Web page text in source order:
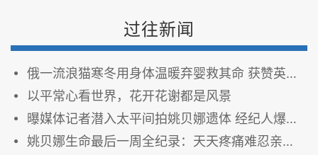
过往新闻
俄一流浪猫寒冬用身体温暖弃婴救其命 获赞英雄(图)
以平常心看世界，花开花谢都是风景
曝媒体记者潜入太平间拍姚贝娜遗体 经纪人爆粗怒斥
姚贝娜生命最后一周全纪录：天天疼痛难忍亲口提捐献（组图）